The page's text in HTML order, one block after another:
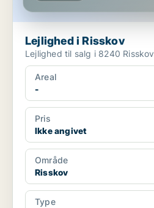
Lejlighed i Risskov
Lejlighed til salg i 8240 Risskov
Areal
-
Pris
Ikke angivet
Område
Risskov
Type